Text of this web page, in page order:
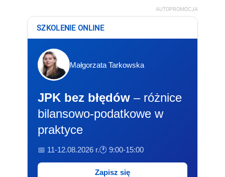
AUTOPROMOCJA
SZKOLENIE ONLINE
Małgorzata Tarkowska
JPK bez błędów – różnice
bilansowo-podatkowe w
praktyce
📅 11-12.08.2026 r.🕐 9:00-15:00
Zapisz się